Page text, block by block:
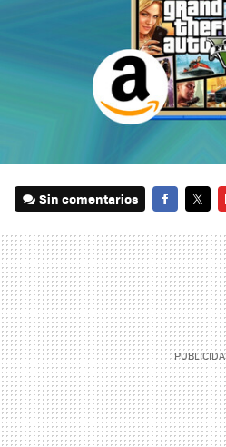
Sin comentarios